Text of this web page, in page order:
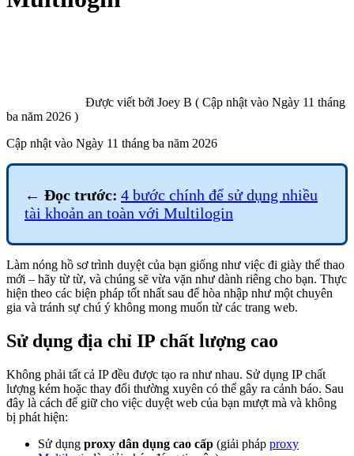
Được viết bởi Joey B ( Cập nhật vào Ngày 11 tháng
ba năm 2026 )
Cập nhật vào Ngày 11 tháng ba năm 2026
← Đọc trước: 4 bước chính để sử dụng nhiều
tài khoản an toàn với Multilogin
Làm nóng hồ sơ trình duyệt của bạn giống như việc đi giày thể thao
mới – hãy từ từ, và chúng sẽ vừa vặn như dành riêng cho bạn. Thực
hiện theo các biện pháp tốt nhất sau để hòa nhập như một chuyên
gia và tránh sự chú ý không mong muốn từ các trang web.
Sử dụng địa chỉ IP chất lượng cao
Không phải tất cả IP đều được tạo ra như nhau. Sử dụng IP chất
lượng kém hoặc thay đổi thường xuyên có thể gây ra cảnh báo. Sau
đây là cách để giữ cho việc duyệt web của bạn mượt mà và không
bị phát hiện:
Sử dụng proxy dân dụng cao cấp (giải pháp proxy